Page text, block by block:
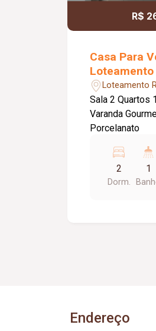
R$
Casa Para
Pequis
Loteamento
Uberlândia/MG
Sala 2 Quartos 1 Banheiro Cozinha
Varanda
Porcelanato
2
Dorm.
1
Endereço